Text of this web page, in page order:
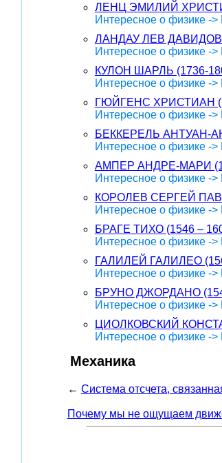
ЛЕНЦ ЭМИЛИЙ
Интересное о физике -
ЛАНДАУ ЛЕВ
Интересное о физике -
КУЛОН ШАРЛЬ (1736-
Интересное о физике -
ГЮЙГЕНС ХРИСТИАН
Интересное о физике -
БЕККЕРЕЛЬ АНТУАН-
Интересное о физике -
АМПЕР АНДРЕ-МАРИ
Интересное о физике -
КОРОЛЕВ СЕРГЕЙ
Интересное о физике -
БРАГЕ ТИХО (1546 –
Интересное о физике -
ГАЛИЛЕЙ ГАЛИЛЕО
Интересное о физике -
БРУНО ДЖОРДАНО
Интересное о физике -
ЦИОЛКОВСКИЙ
Интересное о физике -
Механика
← Система отсчета,
Почему мы не ощущаем